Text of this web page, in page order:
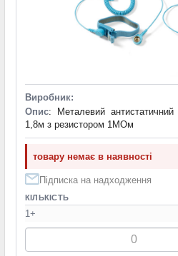
Виробник:
Опис: Металевий антистатичний
1,8м з резистором 1МОм
товару немає в наявності
Підписка на надходження
КІЛЬКІСТЬ
1+